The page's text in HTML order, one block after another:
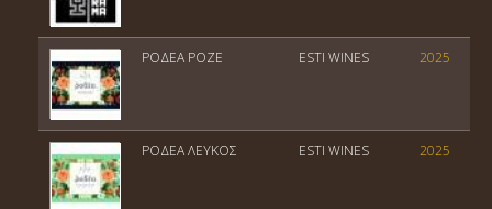
ΡΟΔΕΑ ΡΟΖΕ ESTI WINES 2025
ΡΟΔΕΑ ΛΕΥΚΟΣ ESTI WINES 2025